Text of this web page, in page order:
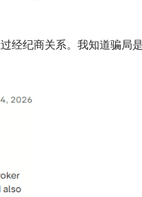
经纪商关系。我知道骗局